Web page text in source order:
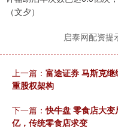
（文夕）
启泰网配资提
上一篇： 富途证券 马斯克
重股权架构
下一篇：快牛盘 零食店大
亿，传统零食店求变